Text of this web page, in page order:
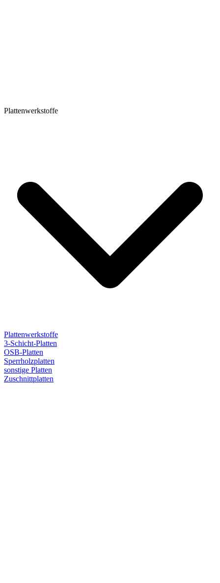
Plattenwerkstoffe
Plattenwerkstoffe
3-Schicht-Platten
OSB-Platten
Sperrholzplatten
sonstige Platten
Zuschnittplatten